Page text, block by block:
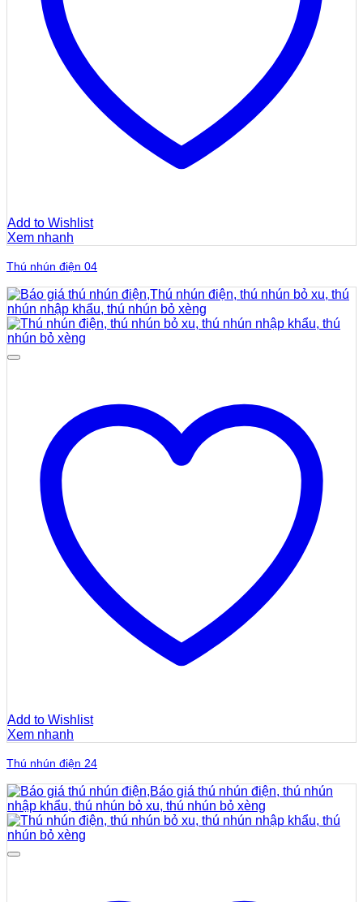
Add to Wishlist
Xem nhanh
Thú nhún điện 04
Add to Wishlist
Xem nhanh
Thú nhún điện 24